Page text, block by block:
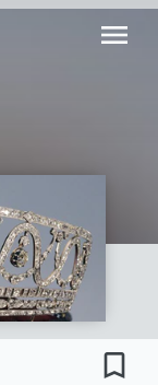
menu
bookmark_border